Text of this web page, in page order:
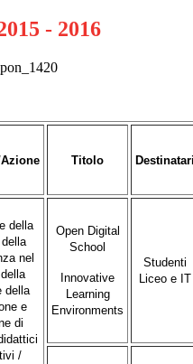
- 2016
Titolo
della
nel
della
e
di
/
Open Digital
School
Innovative
Learning
Environments
Studenti
Liceo e IT